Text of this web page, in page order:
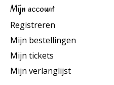
Mijn account
Registreren
Mijn bestellingen
Mijn tickets
Mijn verlanglijst